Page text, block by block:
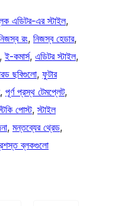
এডিটর-এর স্টাইল
রং, নিজস্ব হেডার
, ই-কমার্স, এডিটর স্টাইল
ছবিগুলো, ফুটার
, পূর্ণ প্রস্থ টেমপ্লেট
পোস্ট, স্টাইল
, মন্তব্যের থ্রেড
ব্লকগুলো